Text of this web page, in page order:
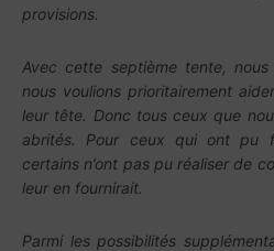
provisions.
Avec cette septième tente,
nous voulions prioritairement
leur tête. Donc tous ceux que
abrités. Pour ceux qui ont pu
certains n’ont pas pu réaliser de
leur en fournirait.
Parmi les possibilités